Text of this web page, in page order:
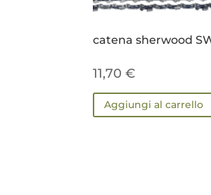
catena sherwood
11,70 €
Aggiungi al carrello